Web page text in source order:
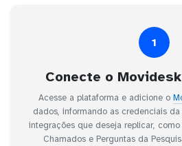
1
Conecte o
Acesse a plataforma e adicione o
dados, informando as credenciais
integrações que deseja replicar,
Chamados e Perguntas da